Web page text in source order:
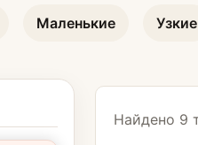
Маленькие
Большие прихожие
С сиденьем
Маленькие Узкие
Найдено 9